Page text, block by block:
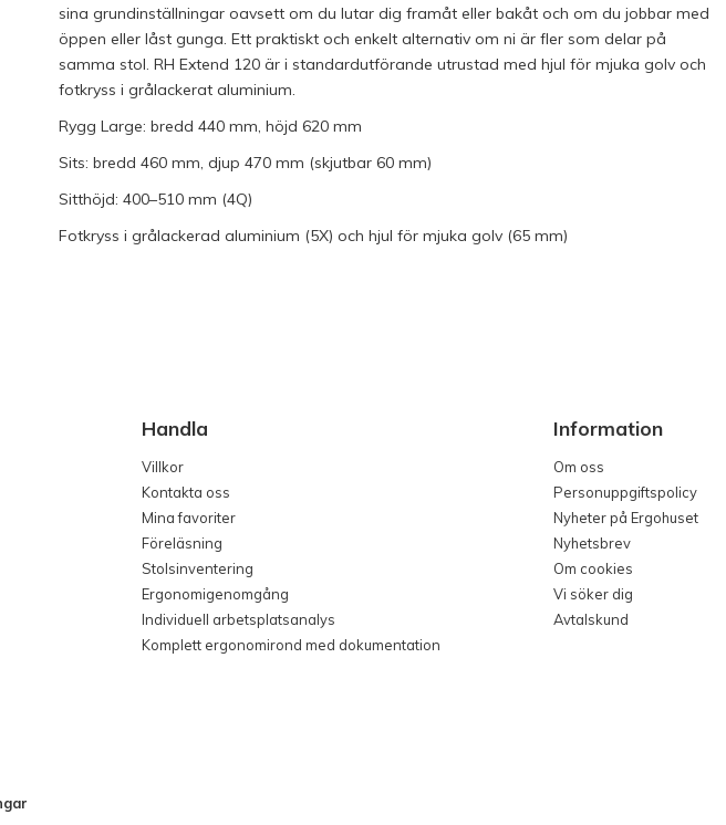
sina grundinställningar oavsett om du lutar dig framåt eller bakåt och om du jobbar med
öppen eller låst gunga. Ett praktiskt och enkelt alternativ om ni är fler som delar på
samma stol. RH Extend 120 är i standardutförande utrustad med hjul för mjuka golv och
fotkryss i grålackerat aluminium.
Rygg Large: bredd 440 mm, höjd 620 mm
Sits: bredd 460 mm, djup 470 mm (skjutbar 60 mm)
Sitthöjd: 400–510 mm (4Q)
Fotkryss i grålackerad aluminium (5X) och hjul för mjuka golv (65 mm)
Handla
Villkor
Kontakta oss
Mina favoriter
Föreläsning
Stolsinventering
Ergonomigenomgång
Individuell arbetsplatsanalys
Komplett ergonomirond med dokumentation
Information
Om oss
Personuppgiftspolicy
Nyheter på Ergohuset
Nyhetsbrev
Om cookies
Vi söker dig
Avtalskund